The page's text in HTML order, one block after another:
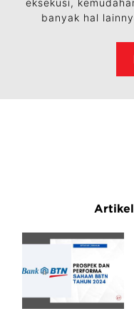
eksekusi,
banyak hal